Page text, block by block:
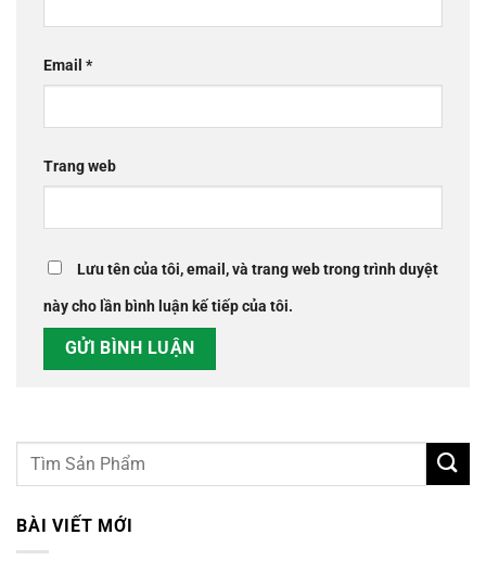
Email *
Trang web
Lưu tên của tôi, email, và trang web trong trình duyệt
này cho lần bình luận kế tiếp của tôi.
BÀI VIẾT MỚI